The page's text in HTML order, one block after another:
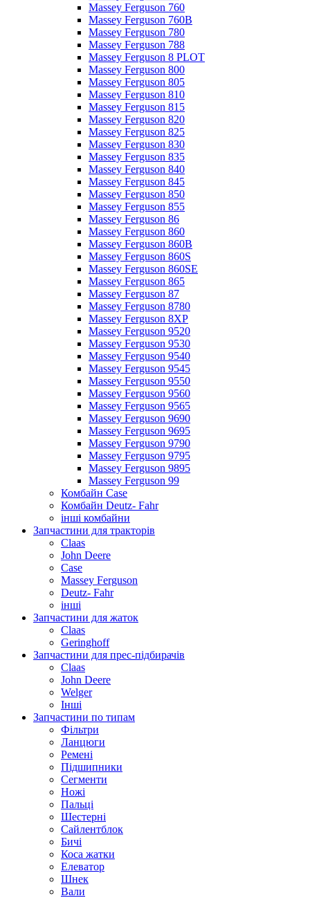
Massey Ferguson 760
Massey Ferguson 760B
Massey Ferguson 780
Massey Ferguson 788
Massey Ferguson 8 PLOT
Massey Ferguson 800
Massey Ferguson 805
Massey Ferguson 810
Massey Ferguson 815
Massey Ferguson 820
Massey Ferguson 825
Massey Ferguson 830
Massey Ferguson 835
Massey Ferguson 840
Massey Ferguson 845
Massey Ferguson 850
Massey Ferguson 855
Massey Ferguson 86
Massey Ferguson 860
Massey Ferguson 860B
Massey Ferguson 860S
Massey Ferguson 860SE
Massey Ferguson 865
Massey Ferguson 87
Massey Ferguson 8780
Massey Ferguson 8XP
Massey Ferguson 9520
Massey Ferguson 9530
Massey Ferguson 9540
Massey Ferguson 9545
Massey Ferguson 9550
Massey Ferguson 9560
Massey Ferguson 9565
Massey Ferguson 9690
Massey Ferguson 9695
Massey Ferguson 9790
Massey Ferguson 9795
Massey Ferguson 9895
Massey Ferguson 99
Комбайн Case
Комбайн Deutz- Fahr
інші комбайни
Запчастини для тракторів
Claas
John Deere
Case
Massey Ferguson
Deutz- Fahr
інші
Запчастини для жаток
Claas
Geringhoff
Запчастини для прес-підбирачів
Claas
John Deere
Welger
Інші
Запчастини по типам
Фільтри
Ланцюги
Ремені
Підшипники
Сегменти
Ножі
Пальці
Шестерні
Сайлентблок
Бичі
Коса жатки
Елеватор
Шнек
Вали